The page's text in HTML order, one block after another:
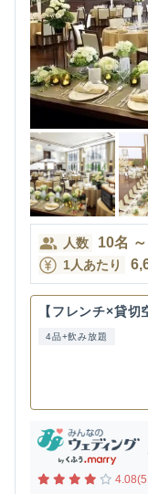
人数 10名 ～
1人あたり
【フレンチ×貸
4品+飲み放題